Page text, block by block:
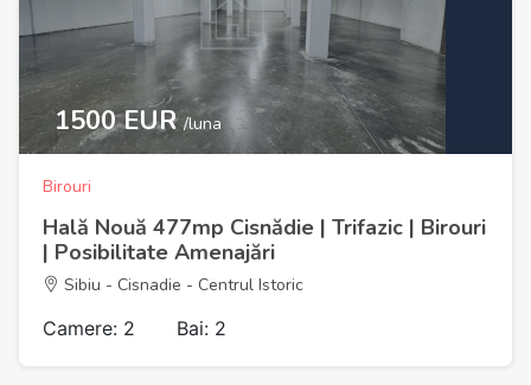
1500 EUR/luna
Birouri
Hală Nouă 477mp Cisnădie | Trifazic | Birouri
| Posibilitate Amenajări
Sibiu - Cisnadie - Centrul Istoric
Camere: 2 Bai: 2